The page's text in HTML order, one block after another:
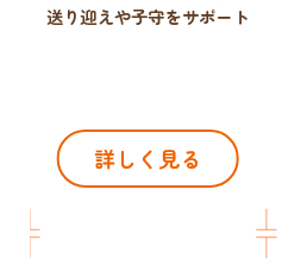
送り迎えや子守をサポート
詳しく見る